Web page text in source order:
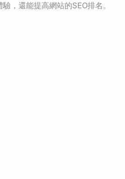
，還能提高網站的SEO排名。